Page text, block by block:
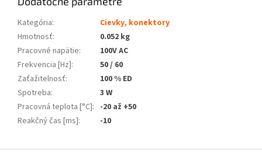
Kategória:
Cievky, konektory
Hmotnosť:
0.052 kg
Pracovné napätie:
100V AC
Frekvencia [Hz]:
50 / 60
Zaťažitelnosť:
100 % ED
Spotreba:
3 W
Pracovná teplota [°C]: -20 až +50
Reakčný čas [ms]: -10